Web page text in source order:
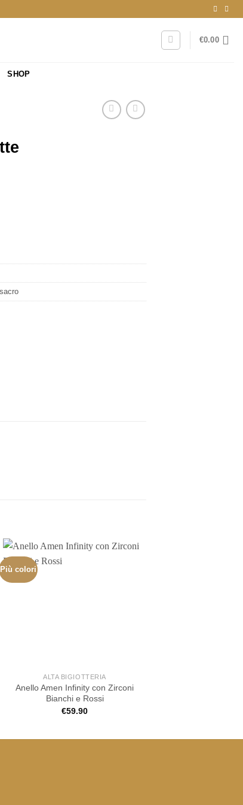
€0.00
SHOP
Più colori
ALTA BIGIOTTERIA
Anello Amen Infinity con Zirconi
Bianchi e Rossi
€59.90